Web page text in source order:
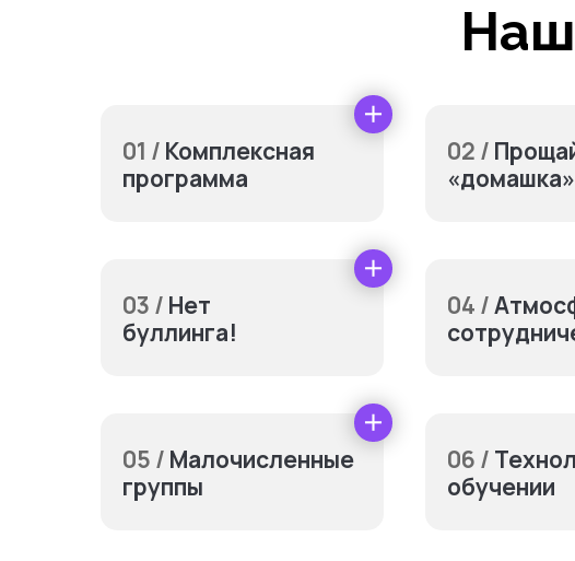
01 / Комплексная
программа
02 /
«домашка»
03 / Нет
буллинга!
04 /
05 / Малочисленные
группы
06 /
обучении